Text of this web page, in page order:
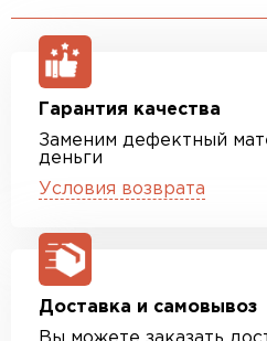
Гарантия качества
Заменим дефектный
деньги
Условия возврата
Доставка и самовывоз